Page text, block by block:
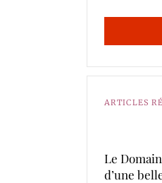
ARTICLES
Le
d’une